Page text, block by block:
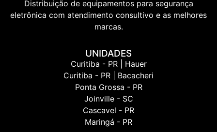
Distribuição de equipamentos para segurança
eletrônica com atendimento consultivo e as melhores
marcas.
UNIDADES
Curitiba - PR | Hauer
Curitiba - PR | Bacacheri
Ponta Grossa - PR
Joinville - SC
Cascavel - PR
Maringá - PR